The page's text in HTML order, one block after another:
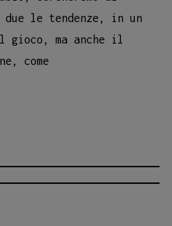
le tendenze, in un
gioco, ma anche il
come